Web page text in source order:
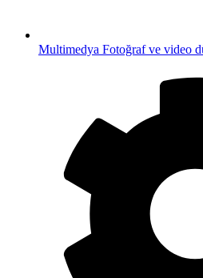
Multimedya Fotoğraf ve video